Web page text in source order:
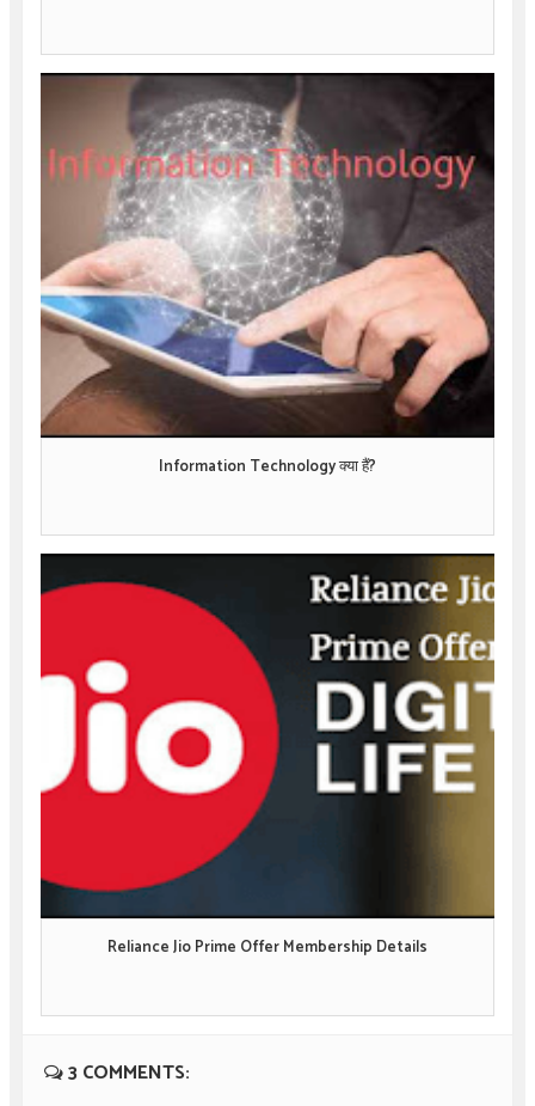
Information Technology क्या हैं?
Reliance Jio Prime Offer Membership Details
3 COMMENTS: